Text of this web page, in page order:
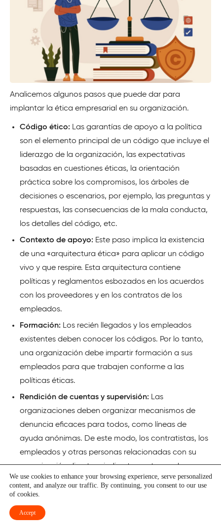
Analicemos algunos pasos que puede dar para
implantar la ética empresarial en su organización.
Código ético: Las garantías de apoyo a la política
son el elemento principal de un código que incluye el
liderazgo de la organización, las expectativas
basadas en cuestiones éticas, la orientación
práctica sobre los compromisos, los árboles de
decisiones o escenarios, por ejemplo, las preguntas y
respuestas, las consecuencias de la mala conducta,
los detalles del código, etc.
Contexto de apoyo: Este paso implica la existencia
de una «arquitectura ética» para aplicar un código
vivo y que respire. Esta arquitectura contiene
políticas y reglamentos esbozados en los acuerdos
con los proveedores y en los contratos de los
empleados.
Formación: Los recién llegados y los empleados
existentes deben conocer los códigos. Por lo tanto,
una organización debe impartir formación a sus
empleados para que trabajen conforme a las
políticas éticas.
Rendición de cuentas y supervisión: Las
organizaciones deben organizar mecanismos de
denuncia eficaces para todos, como líneas de
ayuda anónimas. De este modo, los contratistas, los
empleados y otras personas relacionadas con su
organización directa o indirectamente pueden
plantear sus preocupaciones en privado sobre
prácticas ilegales, poco éticas e inseguras.
Campañas de comunicación:
We use cookies to enhance your browsing experience, serve personalized
content, and analyze our traffic. By continuing, you consent to our use
of cookies.
Accept